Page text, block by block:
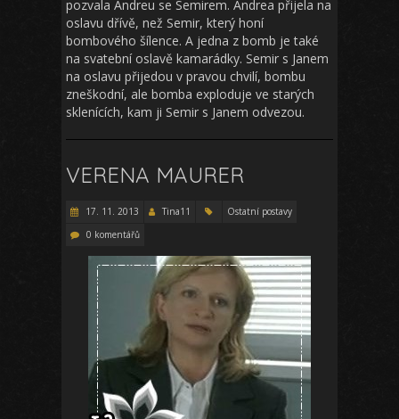
pozvala Andreu se Semirem. Andrea přijela na
oslavu dřívě, než Semir, který honí
bombového šílence. A jedna z bomb je také
na svatební oslavě kamarádky. Semir s Janem
na oslavu přijedou v pravou chvilí, bombu
zneškodní, ale bomba exploduje ve starých
sklenících, kam ji Semir s Janem odvezou.
VERENA MAURER
17. 11. 2013 Tina11
Ostatní postavy
0 komentářů